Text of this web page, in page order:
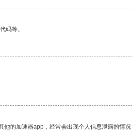
码等。
的加速器app，经常会出现个人信息泄露的情况